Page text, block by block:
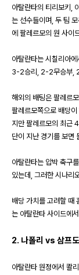
아탈란타의 티리보키
는 선수들이며 두 팀
에 팔레르모의 원 사이
아탈란타는 시칠리아
3-2승리 , 2-2무승부
해외의 배팅은 팔레르
팔레르모쪽으로 배당
지만 팔레르모의 최근 4
단이 지난 경기를 보면
아탈란타는 압박 축구
있는데
그러한 시나리
배당 가치를 고려할 때
는 아탈란타 사이드에
2. 나폴리 vs 삼프
아탈란타 원정에서 콸